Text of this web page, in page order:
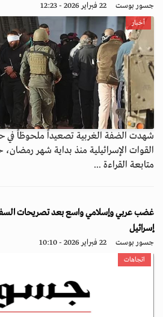
جسور بوست 22 فبراير 2026 - 12:23
أخبار
شهدت الضفة الغربية تصعيداً ملحوظاً في
القوات الإسرائيلية منذ بداية شهر
متابعة القراءة ...
غضب عربي وإسلامي واسع بعد تصريحات
إسرائيل
جسور بوست 22 فبراير 2026 - 10:10
اتجاهات